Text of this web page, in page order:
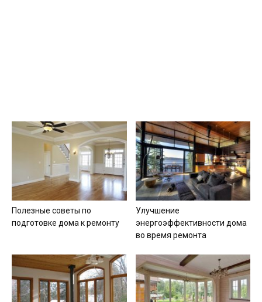
Полезные советы по
подготовке дома к ремонту
Улучшение
энергоэффективности дома
во время ремонта